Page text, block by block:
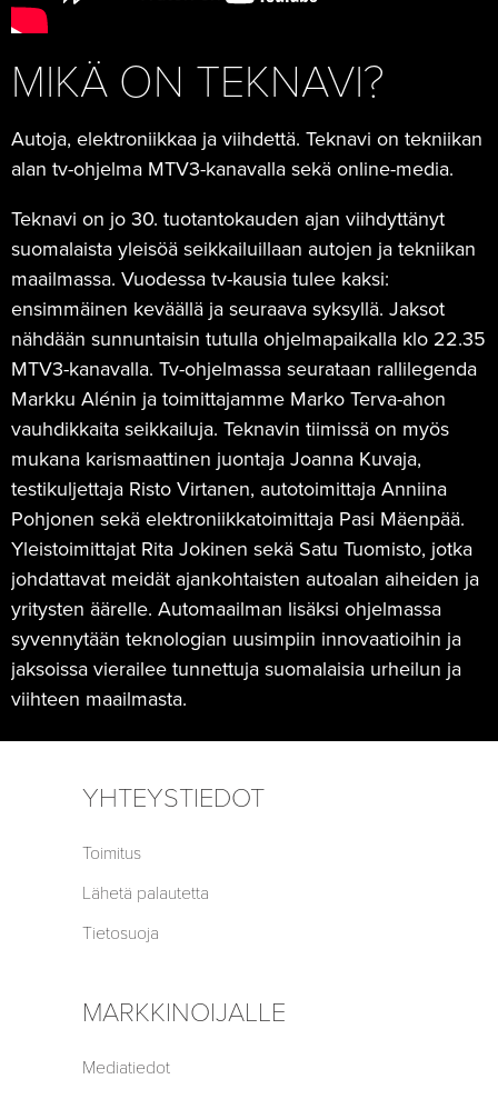
MIKÄ ON TEKNAVI?
Autoja, elektroniikkaa ja viihdettä. Teknavi on tekniikan
alan tv-ohjelma MTV3-kanavalla sekä online-media.
Teknavi on jo 30. tuotantokauden ajan viihdyttänyt
suomalaista yleisöä seikkailuillaan autojen ja tekniikan
maailmassa. Vuodessa tv-kausia tulee kaksi:
ensimmäinen keväällä ja seuraava syksyllä. Jaksot
nähdään sunnuntaisin tutulla ohjelmapaikalla klo 22.35
MTV3-kanavalla. Tv-ohjelmassa seurataan rallilegenda
Markku Alénin ja toimittajamme Marko Terva-ahon
vauhdikkaita seikkailuja. Teknavin tiimissä on myös
mukana karismaattinen juontaja Joanna Kuvaja,
testikuljettaja Risto Virtanen, autotoimittaja Anniina
Pohjonen sekä elektroniikkatoimittaja Pasi Mäenpää.
Yleistoimittajat Rita Jokinen sekä Satu Tuomisto, jotka
johdattavat meidät ajankohtaisten autoalan aiheiden ja
yritysten äärelle. Automaailman lisäksi ohjelmassa
syvennytään teknologian uusimpiin innovaatioihin ja
jaksoissa vierailee tunnettuja suomalaisia urheilun ja
viihteen maailmasta.
YHTEYSTIEDOT
Toimitus
Lähetä palautetta
Tietosuoja
MARKKINOIJALLE
Mediatiedot